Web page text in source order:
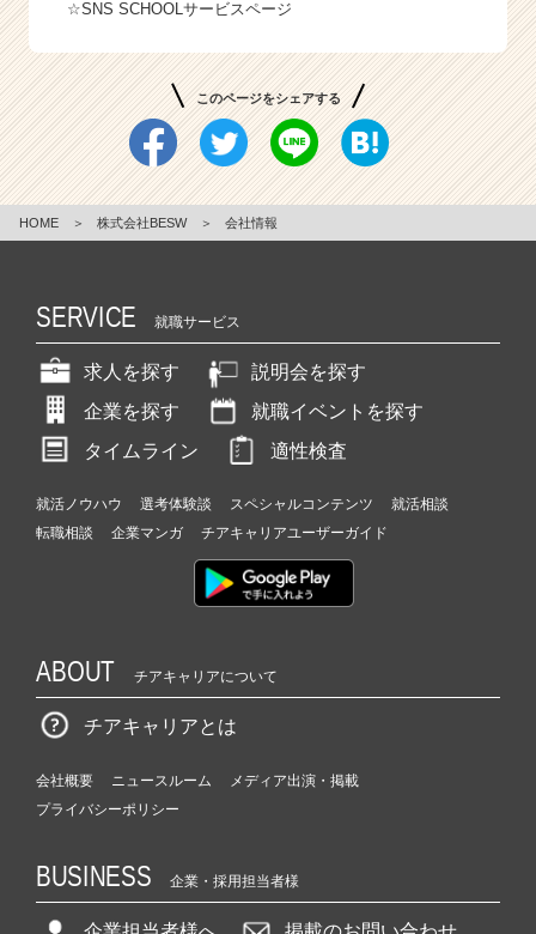
☆SNS SCHOOLサービスページ
このページをシェアする
HOME ＞ 株式会社BESW ＞ 会社情報
SERVICE 就職サービス
求人を探す
説明会を探す
企業を探す
就職イベントを探す
タイムライン
適性検査
就活ノウハウ 選考体験談 スペシャルコンテンツ
就活相談
転職相談
企業マンガ チアキャリアユーザーガイド
ABOUT チアキャリアについて
チアキャリアとは
会社概要 ニュースルーム
メディア出演・掲載
プライバシーポリシー
BUSINESS 企業・採用担当者様